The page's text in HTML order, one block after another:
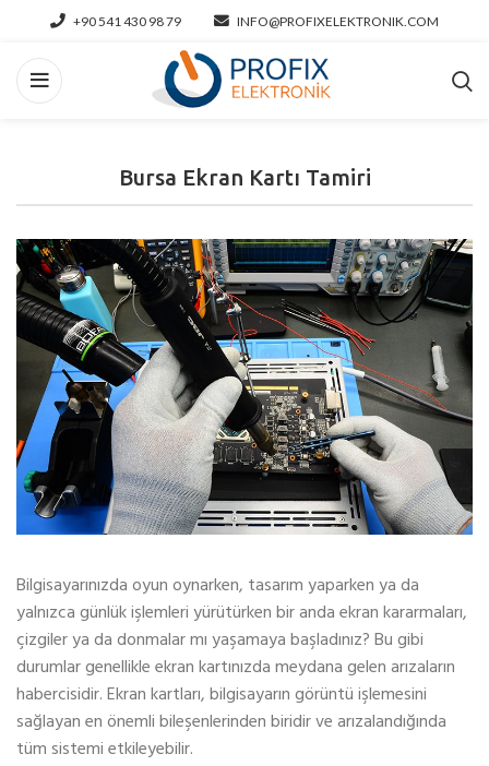
+90 541 430 98 79 INFO@PROFIXELEKTRONIK.COM
Bursa Ekran Kartı Tamiri
Bilgisayarınızda oyun oynarken, tasarım yaparken ya da
yalnızca günlük işlemleri yürütürken bir anda ekran kararmaları,
çizgiler ya da donmalar mı yaşamaya başladınız? Bu gibi
durumlar genellikle ekran kartınızda meydana gelen arızaların
habercisidir. Ekran kartları, bilgisayarın görüntü işlemesini
sağlayan en önemli bileşenlerinden biridir ve arızalandığında
tüm sistemi etkileyebilir.